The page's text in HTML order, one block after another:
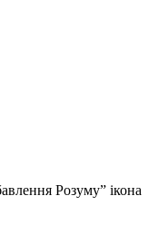
Розуму” ікона